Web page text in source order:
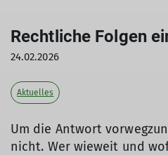
Rechtliche Folgen
24.02.2026
Aktuelles
Um die Antwort
nicht. Wer wieweit und